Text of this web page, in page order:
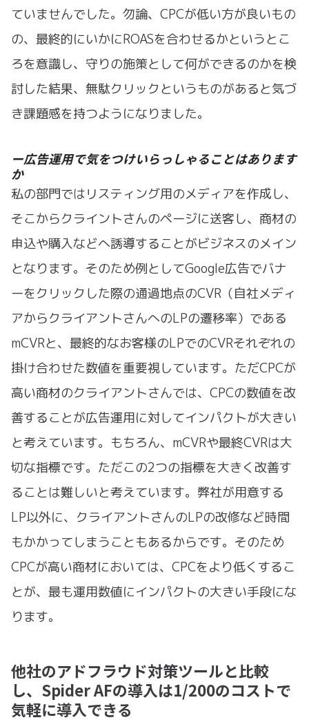
ていませんでした。勿論、CPCが低い方が良いもの
の、最終的にいかにROASを合わせるかというとこ
ろを意識し、守りの施策として何ができるのかを検
討した結果、無駄クリックというものがあると気づ
き課題感を持つようになりました。
ー広告運用で気をつけいらっしゃることはあります
か
私の部門ではリスティング用のメディアを作成し、
そこからクライントさんのページに送客し、商材の
申込や購入などへ誘導することがビジネスのメイン
となります。そのため例としてGoogle広告でバナ
ーをクリックした際の通過地点のCVR（自社メディ
アからクライアントさんへのLPの遷移率）である
mCVRと、最終的なお客様のLPでのCVRそれぞれの
掛け合わせた数値を重要視しています。ただCPCが
高い商材のクライアントさんでは、CPCの数値を改
善することが広告運用に対してインパクトが大きい
と考えています。もちろん、mCVRや最終CVRは大
切な指標です。ただこの2つの指標を大きく改善す
ることは難しいと考えています。弊社が用意する
LP以外に、クライアントさんのLPの改修など時間
もかかってしまうこともあるからです。そのため
CPCが高い商材においては、CPCをより低くするこ
とが、最も運用数値にインパクトの大きい手段にな
ります。
他社のアドフラウド対策ツールと比較
し、Spider AFの導入は1/200のコストで
気軽に導入できる